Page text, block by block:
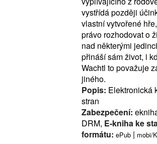
vystřídá později
vlastní vytvořené
právo rozhodovat o
nad některými
přináší sám život, i
Wachtl to považuje
jiného.
Popis: Elektronická
stran
Zabezpečení:
DRM, E-kniha ke
formátu: ePub | mobi/